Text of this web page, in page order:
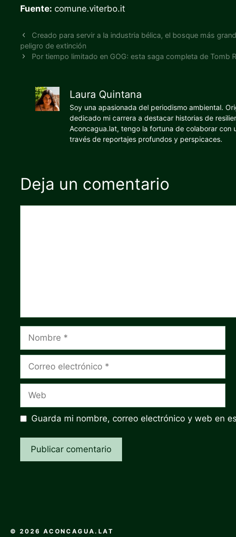
Fuente: comune.viterbo.it
Creado para servir a la industria bélica, el bosque más
peligro de extinción
Por tiempo limitado en GOG: esta saga completa de
Laura Quintana
Soy una apasionada del periodismo ambiental.
dedicado mi carrera a destacar historias de
Aconcagua.lat, tengo la fortuna de colaborar
través de reportajes profundos y perspicaces.
Deja un comentario
electrónico
Guarda mi nombre, correo electrónico y web en
© 2026 ACONCAGUA.LAT